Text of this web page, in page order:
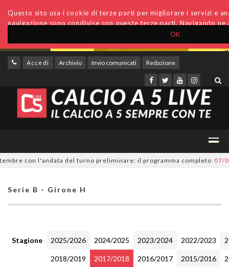
OK
Questo sito usa i cookie di terze parti per migliorare i servizi e
navigazione sono condivise con queste terze parti. Navigando
Accedi Archivio Invio comunicati Redazione
con l'andata del turno preliminare: il programma completo 07/08/
Serie B - Girone H
Stagione 2025/2026 2024/2025 2023/2024 2022/2023
2018/2019 2017/2018 2016/2017 2015/2016